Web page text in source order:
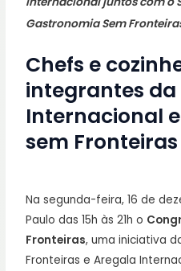
Gastronomia Sem
Chefs e
integrantes
Internacional
sem Fronteiras
Na segunda-feira, 16 de
Paulo das 15h às 21h o
Fronteiras, uma iniciativa
Fronteiras e Aregala